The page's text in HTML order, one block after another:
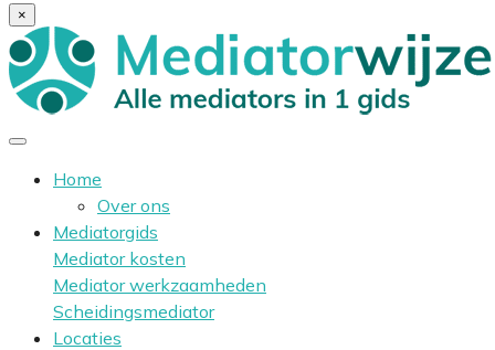
×
Home
Over ons
Mediatorgids
Mediator kosten
Mediator werkzaamheden
Scheidingsmediator
Locaties